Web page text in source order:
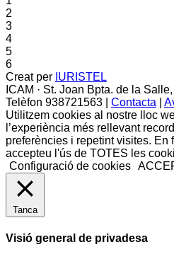
2
3
4
5
6
Creat per IURISTEL
ICAM · St. Joan Bpta. de la
Telèfon 938721563 | Contacta
Utilitzem cookies al nostre lloc
l’experiència més rellevant
preferències i repetint visites. En
accepteu l'ús de TOTES les
Configuració de cookies
Tanca
Visió general de privadesa